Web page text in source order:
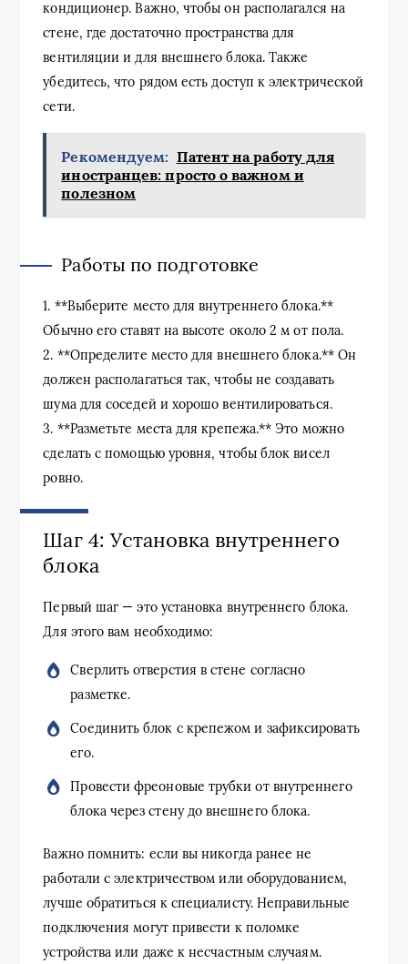
кондиционер. Важно, чтобы он располагался на
стене, где достаточно пространства для
вентиляции и для внешнего блока. Также
убедитесь, что рядом есть доступ к электрической
сети.
Рекомендуем: Патент на работу для
иностранцев: просто о важном и
полезном
Работы по подготовке
1. **Выберите место для внутреннего блока.**
Обычно его ставят на высоте около 2 м от пола.
2. **Определите место для внешнего блока.** Он
должен располагаться так, чтобы не создавать
шума для соседей и хорошо вентилироваться.
3. **Разметьте места для крепежа.** Это можно
сделать с помощью уровня, чтобы блок висел
ровно.
Шаг 4: Установка внутреннего
блока
Первый шаг — это установка внутреннего блока.
Для этого вам необходимо:
Сверлить отверстия в стене согласно
разметке.
Соединить блок с крепежом и зафиксировать
его.
Провести фреоновые трубки от внутреннего
блока через стену до внешнего блока.
Важно помнить: если вы никогда ранее не
работали с электричеством или оборудованием,
лучше обратиться к специалисту. Неправильные
подключения могут привести к поломке
устройства или даже к несчастным случаям.